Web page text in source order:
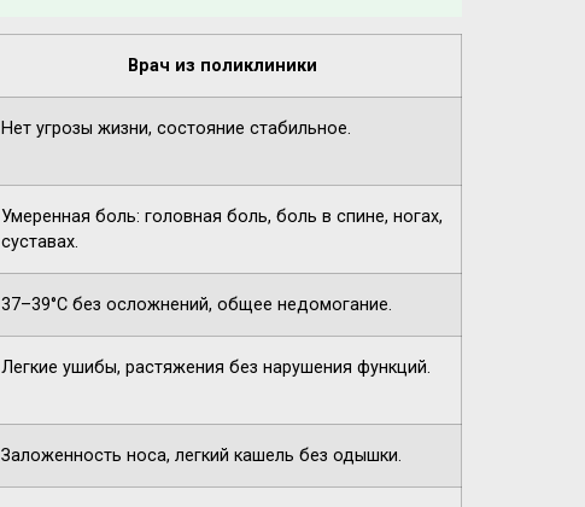
Врач из поликлиники
Нет угрозы жизни, состояние стабильное.
Умеренная боль: головная боль, боль в спине, ногах,
суставах.
37–39°C без осложнений, общее недомогание.
Легкие ушибы, растяжения без нарушения функций.
Заложенность носа, легкий кашель без одышки.